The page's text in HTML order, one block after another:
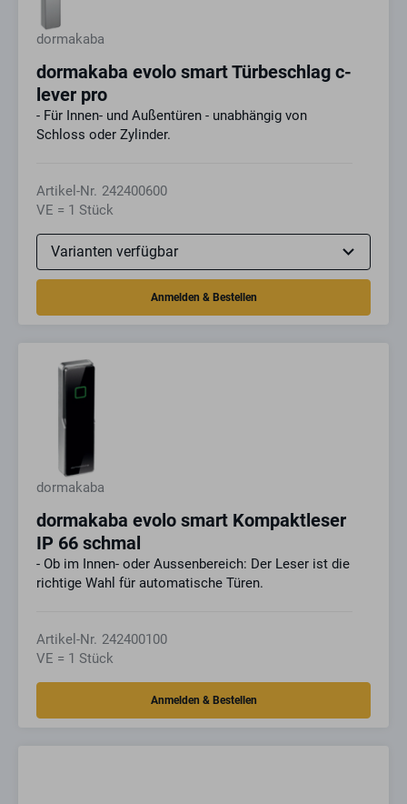
dormakaba
dormakaba evolo smart Türbeschlag c-
lever pro
- Für Innen- und Außentüren - unabhängig von
Schloss oder Zylinder.
Artikel-Nr. 242400600
VE = 1 Stück
dormakaba
dormakaba evolo smart Kompaktleser
IP 66 schmal
- Ob im Innen- oder Aussenbereich: Der Leser ist die
richtige Wahl für automatische Türen.
Artikel-Nr. 242400100
VE = 1 Stück